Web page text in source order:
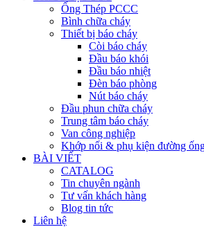
Ống Thép PCCC
Bình chữa cháy
Thiết bị báo cháy
Còi báo cháy
Đầu báo khói
Đầu báo nhiệt
Đèn báo phòng
Nút báo cháy
Đầu phun chữa cháy
Trung tâm báo cháy
Van công nghiệp
Khớp nối & phụ kiện đường
BÀI VIẾT
CATALOG
Tin chuyên ngành
Tư vấn khách hàng
Blog tin tức
Liên hệ